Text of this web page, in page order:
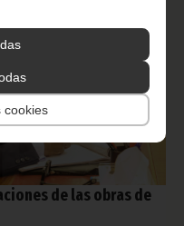
cookies
de las obras de